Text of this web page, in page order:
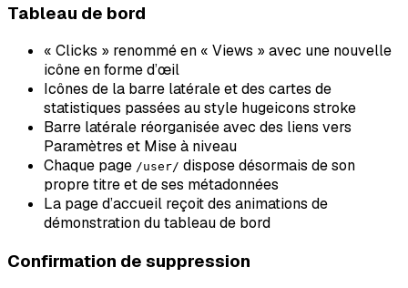
Tableau de bord
« Clicks » renommé en « Views » avec une nouvelle
icône en forme d’œil
Icônes de la barre latérale et des cartes de
statistiques passées au style hugeicons stroke
Barre latérale réorganisée avec des liens vers
Paramètres et Mise à niveau
Chaque page /user/ dispose désormais de son
propre titre et de ses métadonnées
La page d’accueil reçoit des animations de
démonstration du tableau de bord
Confirmation de suppression